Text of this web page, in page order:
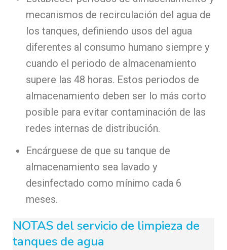
mecanismos de recirculación del agua de
los tanques, definiendo usos del agua
diferentes al consumo humano siempre y
cuando el periodo de almacenamiento
supere las 48 horas. Estos periodos de
almacenamiento deben ser lo más corto
posible para evitar contaminación de las
redes internas de distribución.
Encárguese de que su tanque de
almacenamiento sea lavado y
desinfectado como mínimo cada 6
meses.
NOTAS del servicio de limpieza de
tanques de agua